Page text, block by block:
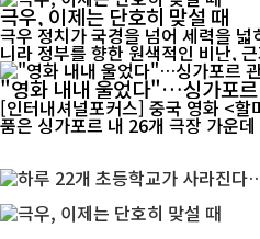
극우, 이제는 단호히 맞설 때
극우 정치가 국경을 넘어 세력을
니라 정부를 향한 원색적인 비난,
"영화 내내 울었다"…싱가포르
[인터내셔널포커스] 중국 영화 <할머니에
품은 싱가포르 내 26개 극장 가운